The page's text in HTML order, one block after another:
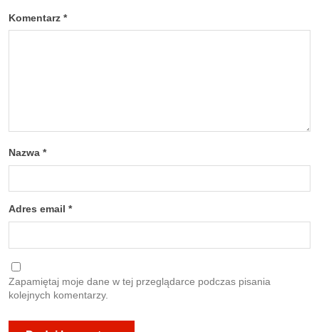
Komentarz *
Nazwa *
Adres email *
Zapamiętaj moje dane w tej przeglądarce podczas pisania
kolejnych komentarzy.